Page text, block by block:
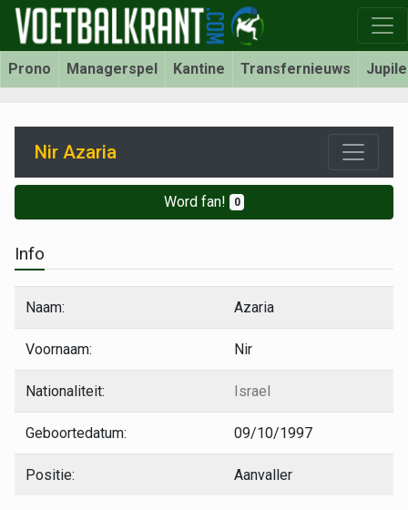
Prono Managerspel Kantine Transfernieuws
Nir Azaria
Word fan! 0
Info
Naam: Azaria
Voornaam: Nir
Nationaliteit: Israel
Geboortedatum: 09/10/1997
Positie: Aanvaller